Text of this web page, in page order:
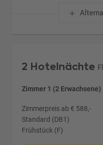
2 Hotelnächte
Zimmer 1 (2 Erwachsene)
Zimmerpreis ab € 588,-
Standard (DB1)
Frühstück (F)